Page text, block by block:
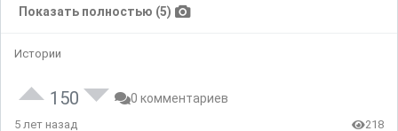
Показать полностью (5)
Истории
150 0 комментариев
5 лет назад 218